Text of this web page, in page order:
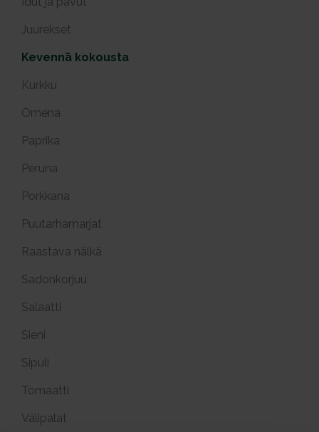
Juurekset
Kevennä kokousta
Kurkku
Omena
Paprika
Peruna
Porkkana
Puutarhamarjat
Raastava nälkä
Sadonkorjuu
Salaatti
Sieni
Sipuli
Tomaatti
Välipalat